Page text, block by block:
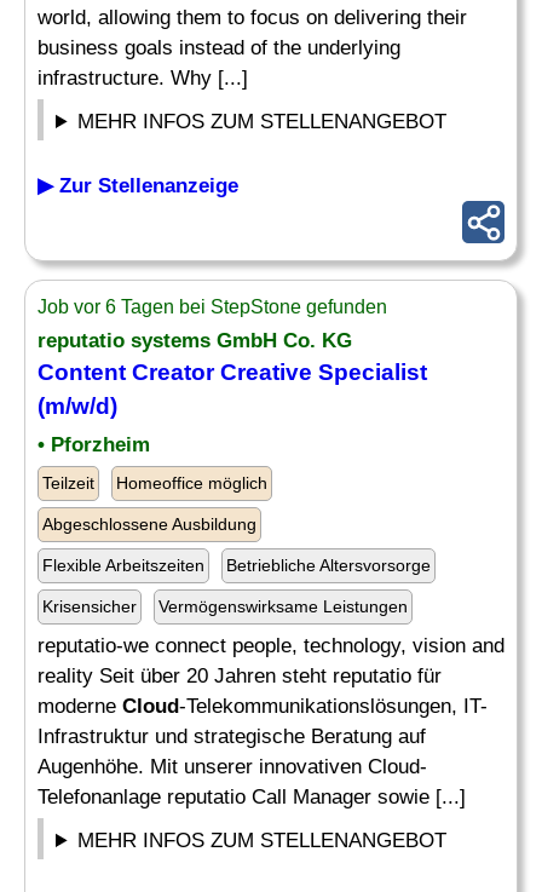
world, allowing them to focus on delivering their
business goals instead of the underlying
infrastructure. Why [...]
MEHR INFOS ZUM STELLENANGEBOT
▶ Zur Stellenanzeige
Job vor 6 Tagen bei StepStone gefunden
reputatio systems GmbH Co. KG
Content Creator Creative Specialist
(m/w/d)
• Pforzheim
Teilzeit Homeoffice möglich
Abgeschlossene Ausbildung
Flexible Arbeitszeiten Betriebliche Altersvorsorge
Krisensicher Vermögenswirksame Leistungen
reputatio-we connect people, technology, vision and
reality Seit über 20 Jahren steht reputatio für
moderne Cloud-Telekommunikationslösungen, IT-
Infrastruktur und strategische Beratung auf
Augenhöhe. Mit unserer innovativen Cloud-
Telefonanlage reputatio Call Manager sowie [...]
MEHR INFOS ZUM STELLENANGEBOT